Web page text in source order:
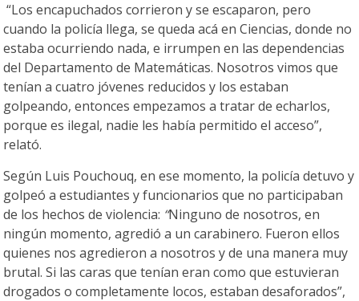
“Los encapuchados corrieron y se escaparon, pero
cuando la policía llega, se queda acá en Ciencias, donde no
estaba ocurriendo nada, e irrumpen en las dependencias
del Departamento de Matemáticas. Nosotros vimos que
tenían a cuatro jóvenes reducidos y los estaban
golpeando, entonces empezamos a tratar de echarlos,
porque es ilegal, nadie les había permitido el acceso”,
relató.
Según Luis Pouchouq, en ese momento, la policía detuvo y
golpeó a estudiantes y funcionarios que no participaban
de los hechos de violencia: “Ninguno de nosotros, en
ningún momento, agredió a un carabinero. Fueron ellos
quienes nos agredieron a nosotros y de una manera muy
brutal. Si las caras que tenían eran como que estuvieran
drogados o completamente locos, estaban desaforados”,